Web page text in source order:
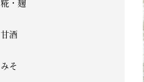
糀・麹
甘酒
みそ